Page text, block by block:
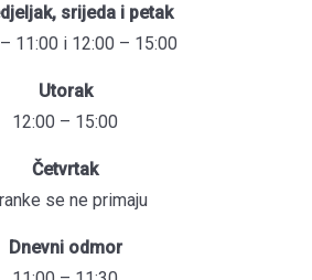
srijeda i petak
11:00 i 12:00 – 15:00
Utorak
12:00 – 15:00
Četvrtak
se ne primaju
Dnevni odmor